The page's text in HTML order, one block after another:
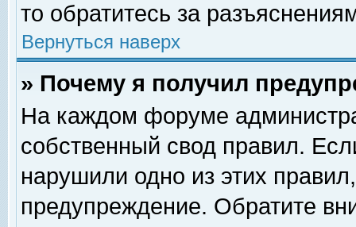
то обратитесь за
Вернуться наверх
» Почему я получил
На каждом форуме
собственный свод правил.
нарушили одно из этих
предупреждение. Обратите